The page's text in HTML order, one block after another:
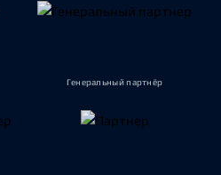
Генеральный партнёр